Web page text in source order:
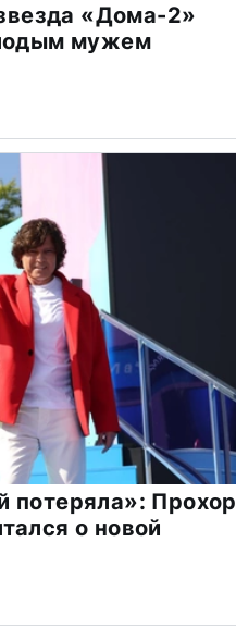
«Дома-2»
мужем
потеряла»: Прохор
о новой